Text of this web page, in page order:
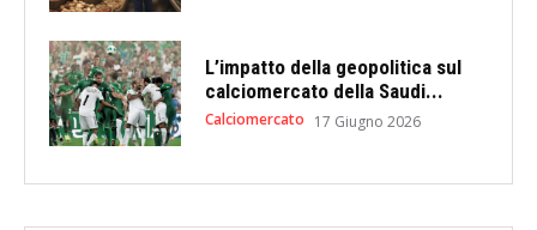
L’impatto della geopolitica sul
calciomercato della Saudi...
Calciomercato 17 Giugno 2026